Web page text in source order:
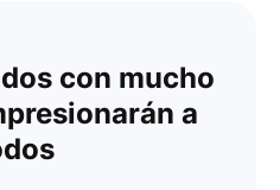
con mucho
a